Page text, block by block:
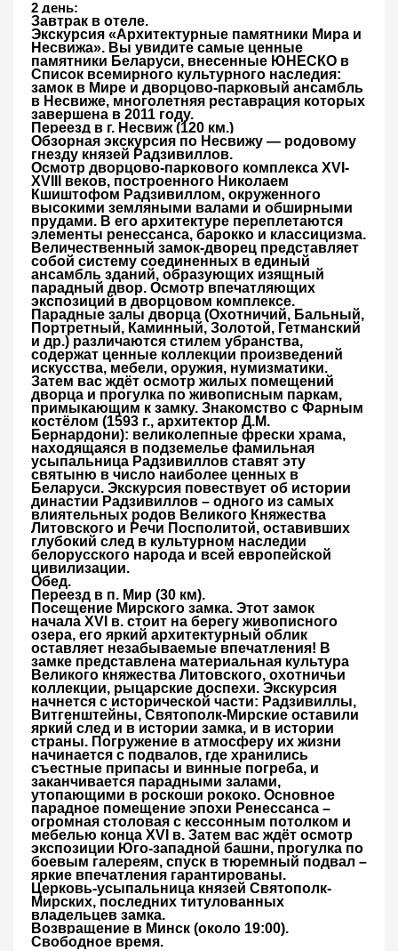
2 день:
Завтрак в отеле.
Экскурсия «Архитектурные памятники Мира и
Несвижа». Вы увидите самые ценные
памятники Беларуси, внесенные ЮНЕСКО в
Список всемирного культурного наследия:
замок в Мире и дворцово-парковый ансамбль
в Несвиже, многолетняя реставрация которых
завершена в 2011 году.
Переезд в г. Несвиж(120 км.)
Обзорная экскурсия по Несвижу — родовому
гнезду князей Радзивиллов.
Осмотр дворцово-паркового комплекса XVI-
XVIII веков, построенного Николаем
Кшиштофом Радзивиллом, окруженного
высокими земляными валами и обширными
прудами. В его архитектуре переплетаются
элементы ренессанса, барокко и классицизма.
Величественный замок-дворец представляет
собой систему соединенных в единый
ансамбль зданий, образующих изящный
парадный двор. Осмотр впечатляющих
экспозиций в дворцовом комплексе.
Парадные залы дворца (Охотничий, Бальный,
Портретный, Каминный, Золотой, Гетманский
и др.) различаются стилем убранства,
содержат ценные коллекции произведений
искусства, мебели, оружия, нумизматики.
Затем вас ждёт осмотр жилых помещений
дворца и прогулка по живописным паркам,
примыкающим к замку. Знакомство с Фарным
костёлом (1593 г., архитектор Д.М.
Бернардони): великолепные фрески храма,
находящаяся в подземелье фамильная
усыпальница Радзивиллов ставят эту
святыню в число наиболее ценных в
Беларуси. Экскурсия повествует об истории
династии Радзивиллов – одного из самых
влиятельных родов Великого Княжества
Литовского и Речи Посполитой, оставивших
глубокий след в культурном наследии
белорусского народа и всей европейской
цивилизации.
Обед.
Переезд в п. Мир (30 км).
Посещение Мирского замка. Этот замок
начала XVI в. стоит на берегу живописного
озера, его яркий архитектурный облик
оставляет незабываемые впечатления! В
замке представлена материальная культура
Великого княжества Литовского, охотничьи
коллекции, рыцарские доспехи. Экскурсия
начнется с исторической части: Радзивиллы,
Витгенштейны, Святополк-Мирские оставили
яркий след и в истории замка, и в истории
страны. Погружение в атмосферу их жизни
начинается с подвалов, где хранились
съестные припасы и винные погреба, и
заканчивается парадными залами,
утопающими в роскоши рококо. Основное
парадное помещение эпохи Ренессанса –
огромная столовая с кессонным потолком и
мебелью конца XVI в. Затем вас ждёт осмотр
экспозиции Юго-западной башни, прогулка по
боевым галереям, спуск в тюремный подвал –
яркие впечатления гарантированы.
Церковь-усыпальница князей Святополк-
Мирских, последних титулованных
владельцев замка.
Возвращение в Минск (около 19:00).
Свободное время.